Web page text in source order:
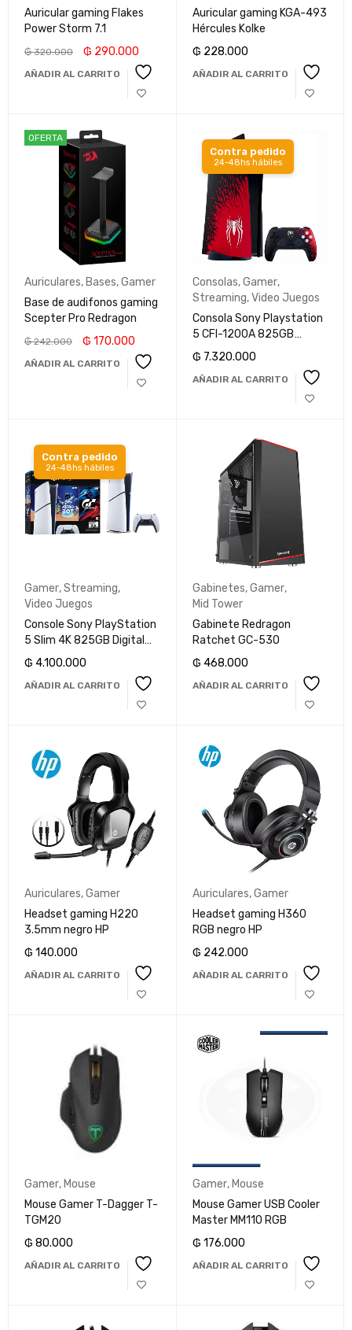
Auricular gaming Flakes
Power Storm 7.1
₲320.000 ₲ 290.000
AÑADIR AL CARRITO
Auricular gaming KGA-493
Hércules Kolke
₲ 228.000
AÑADIR AL CARRITO
OFERTA
Auriculares, Bases,Gamer
Base de audifonos gaming
Scepter Pro Redragon
₲242.000 ₲ 170.000
AÑADIR AL CARRITO
Contra pedido
24-48hs hábiles
Consolas,Gamer,
Streaming,Video Juegos
Consola Sony Playstation
5 CFI-1200A 825GB
Marvel Spiderman 2
Edición Limitada
₲ 7.320.000
AÑADIR AL CARRITO
Contra pedido
24-48hs hábiles
Gamer,Streaming,
Video Juegos
Console Sony PlayStation
5 Slim 4K 825GB Digital
CFI-2115B Astro Bot+Gran
Turismo 7
₲ 4.100.000
AÑADIR AL CARRITO
Gabinetes,Gamer,
Mid Tower
Gabinete Redragon
Ratchet GC-530
₲ 468.000
AÑADIR AL CARRITO
Auriculares,Gamer
Headset gaming H220
3.5mm negro HP
₲ 140.000
AÑADIR AL CARRITO
Auriculares,Gamer
Headset gaming H360
RGB negro HP
₲ 242.000
AÑADIR AL CARRITO
Gamer, Mouse
Mouse Gamer T-Dagger T-
TGM20
₲ 80.000
AÑADIR AL CARRITO
Gamer, Mouse
Mouse Gamer USB Cooler
Master MM110 RGB
₲ 176.000
AÑADIR AL CARRITO